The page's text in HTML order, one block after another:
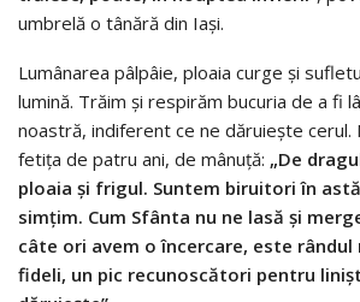
umbrelă o tânără din Iași.
Lumânarea pâlpâie, ploaia curge și
lumină. Trăim și respirăm bucuria de a fi
noastră, indiferent ce ne dăruiește cerul.
fetița de patru ani, de mânuță: „De
ploaia și frigul. Suntem biruitori în
simțim. Cum Sfânta nu ne lasă și
câte ori avem o încercare, este
fideli, un pic recunoscători pentru